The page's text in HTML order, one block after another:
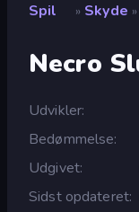
Spil » Skyde »
Necro
Udvikler
Bedømmelse
Udgivet
Sidst opdateret